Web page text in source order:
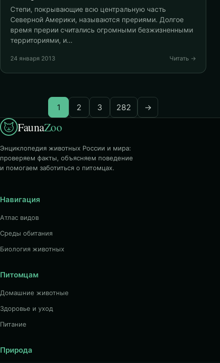
Степи, покрывающие всю центральную часть
Северной Америки, называются прериями. Долгое
время прерии считались огромными безжизненными
территориями, и…
24 января 2013 Читать →
1 2 3 282 →
FaunaZoo
Энциклопедия животных России и мира:
проверяем факты, объясняем поведение
и помогаем заботиться о питомцах.
Навигация
Атлас видов
Среды обитания
Биология животных
Питомцам
Домашние животные
Здоровье и уход
Питание
Природа